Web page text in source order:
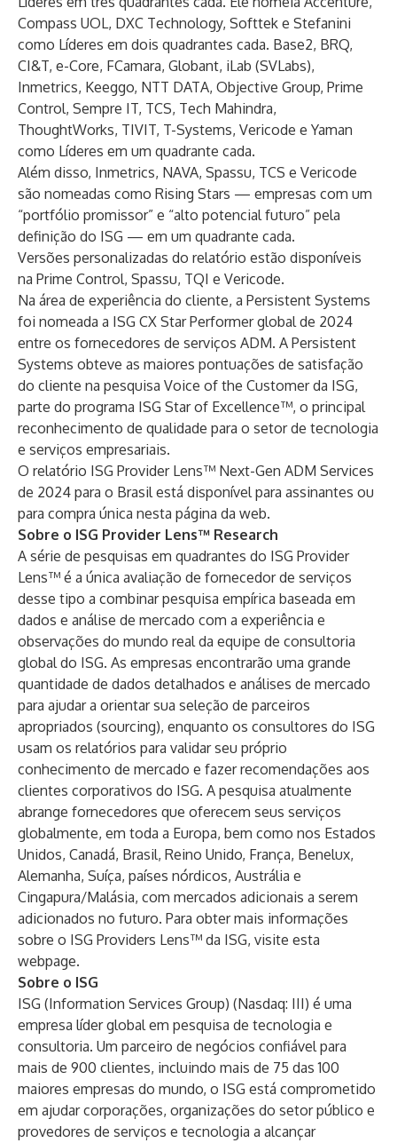
Compass UOL, DXC Technology, Softtek e Stefanini
como Líderes em dois quadrantes cada. Base2, BRQ,
CI&T, e-Core, FCamara, Globant, iLab (SVLabs),
Inmetrics, Keeggo, NTT DATA, Objective Group, Prime
Control, Sempre IT, TCS, Tech Mahindra,
ThoughtWorks, TIVIT, T-Systems, Vericode e Yaman
como Líderes em um quadrante cada.
Além disso, Inmetrics, NAVA, Spassu, TCS e Vericode
são nomeadas como Rising Stars — empresas com um
“portfólio promissor” e “alto potencial futuro” pela
definição do ISG — em um quadrante cada.
Versões personalizadas do relatório estão disponíveis
na Prime Control, Spassu, TQI e Vericode.
Na área de experiência do cliente, a Persistent Systems
foi nomeada a ISG CX Star Performer global de 2024
entre os fornecedores de serviços ADM. A Persistent
Systems obteve as maiores pontuações de satisfação
do cliente na pesquisa Voice of the Customer da ISG,
parte do programa ISG Star of Excellence™, o principal
reconhecimento de qualidade para o setor de tecnologia
e serviços empresariais.
O relatório ISG Provider Lens™ Next-Gen ADM Services
de 2024 para o Brasil está disponível para assinantes ou
para compra única nesta página da web.
Sobre o ISG Provider Lens™ Research
A série de pesquisas em quadrantes do ISG Provider
Lens™ é a única avaliação de fornecedor de serviços
desse tipo a combinar pesquisa empírica baseada em
dados e análise de mercado com a experiência e
observações do mundo real da equipe de consultoria
global do ISG. As empresas encontrarão uma grande
quantidade de dados detalhados e análises de mercado
para ajudar a orientar sua seleção de parceiros
apropriados (sourcing), enquanto os consultores do ISG
usam os relatórios para validar seu próprio
conhecimento de mercado e fazer recomendações aos
clientes corporativos do ISG. A pesquisa atualmente
abrange fornecedores que oferecem seus serviços
globalmente, em toda a Europa, bem como nos Estados
Unidos, Canadá, Brasil, Reino Unido, França, Benelux,
Alemanha, Suíça, países nórdicos, Austrália e
Cingapura/Malásia, com mercados adicionais a serem
adicionados no futuro. Para obter mais informações
sobre o ISG Providers Lens™ da ISG, visite esta
webpage.
Sobre o ISG
ISG (Information Services Group) (Nasdaq: III) é uma
empresa líder global em pesquisa de tecnologia e
consultoria. Um parceiro de negócios confiável para
mais de 900 clientes, incluindo mais de 75 das 100
maiores empresas do mundo, o ISG está comprometido
em ajudar corporações, organizações do setor público e
provedores de serviços e tecnologia a alcançar